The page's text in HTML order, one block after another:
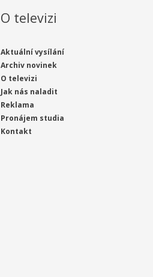
O televizi
Aktuální vysílání
Archiv novinek
O televizi
Jak nás naladit
Reklama
Pronájem studia
Kontakt